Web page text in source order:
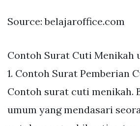
Source: belajaroffice.com
Contoh Surat Cuti Menikah
1. Contoh Surat Pemberian
Contoh surat cuti menikah.
umum yang mendasari